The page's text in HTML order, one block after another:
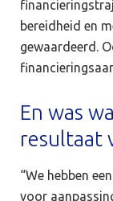
bereidheid en
gewaardeerd.
En was
resultaat
“We hebben
voor